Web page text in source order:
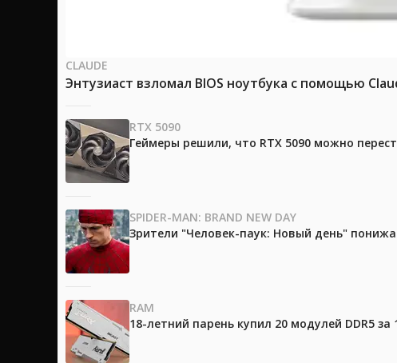
CLAUDE
Энтузиаст взломал BIOS ноутбука с помощью
RTX 5090
Геймеры решили, что RTX 5090 можно
SPIDER-MAN: BRAND NEW DAY
Зрители "Человек-паук: Новый день"
RAM
18-летний парень купил 20 модулей DDR5